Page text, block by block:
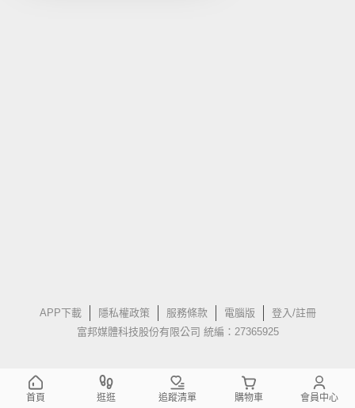
APP下載 隱私權政策 服務條款 電腦版
登入/註冊
富邦媒體科技股份有限公司 統編：27365925
首頁 逛逛 追蹤清單 購物車 會員中心